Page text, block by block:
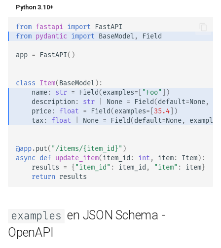
Python 3.10+
from fastapi import
FastAPI
from pydantic import BaseModel , Field
app = FastAPI()
class Item(BaseModel ):
name: str = Field(examples= "Foo"
])
description : str None = Field(default=None,
price: float = Field(examples= 35.4 ])
tax: float None = Field(default=None, examples
@app.put( "/items/{item_id}" )
async def update_item(item_id : int , item: Item):
results = { "item_id" : item_id , "item" : item}
return results
examples en JSON Schema -
OpenAPI